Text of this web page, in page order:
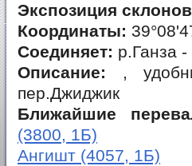
Экспозиция
Координаты:
Соединяет: р.Ганза
Описание: ,
пер.Джиджик
Ближайшие
(3800, 1Б)
Ангишт (4057, 1Б)